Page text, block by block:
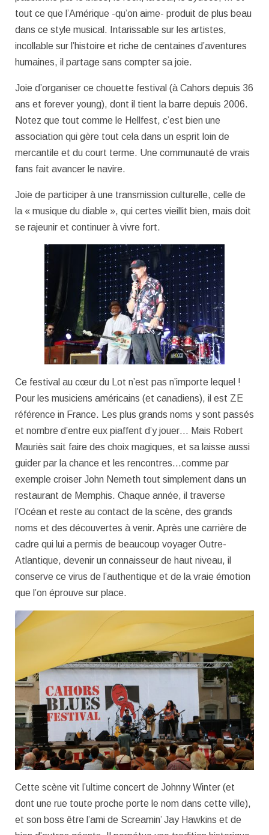
tout ce que l’Amérique -qu’on aime- produit de plus beau
dans ce style musical. Intarissable sur les artistes,
incollable sur l’histoire et riche de centaines d’aventures
humaines, il partage sans compter sa joie.
Joie d’organiser ce chouette festival (à Cahors depuis 36
ans et forever young), dont il tient la barre depuis 2006.
Notez que tout comme le Hellfest, c’est bien une
association qui gère tout cela dans un esprit loin de
mercantile et du court terme. Une communauté de vrais
fans fait avancer le navire.
Joie de participer à une transmission culturelle, celle de
la « musique du diable », qui certes vieillit bien, mais doit
se rajeunir et continuer à vivre fort.
Ce festival au cœur du Lot n’est pas n’importe lequel !
Pour les musiciens américains (et canadiens), il est ZE
référence in France. Les plus grands noms y sont passés
et nombre d’entre eux piaffent d’y jouer… Mais Robert
Mauriès sait faire des choix magiques, et sa laisse aussi
guider par la chance et les rencontres…comme par
exemple croiser John Nemeth tout simplement dans un
restaurant de Memphis. Chaque année, il traverse
l’Océan et reste au contact de la scène, des grands
noms et des découvertes à venir. Après une carrière de
cadre qui lui a permis de beaucoup voyager Outre-
Atlantique, devenir un connaisseur de haut niveau, il
conserve ce virus de l’authentique et de la vraie émotion
que l’on éprouve sur place.
Cette scène vit l’ultime concert de Johnny Winter (et
dont une rue toute proche porte le nom dans cette ville),
et son boss être l’ami de Screamin’ Jay Hawkins et de